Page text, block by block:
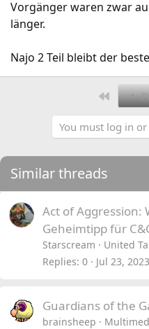
Vorgänger waren zwar
länger.
Najo 2 Teil bleibt der beste
First
You must log in
Similar threads
Act of Aggression:
Geheimtipp für
Starscream
United
Replies 0 Jul 23, 2023
Guardians of the
brainsheep